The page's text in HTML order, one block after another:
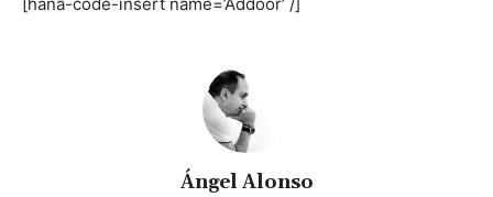
[hana-code-insert name=’Addoor’ /]
Ángel Alonso